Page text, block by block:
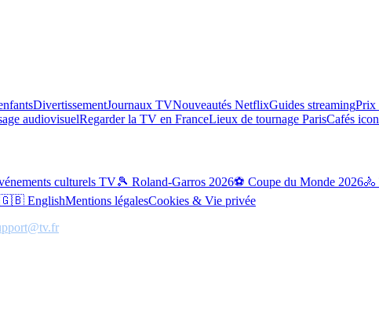
DivertissementJournaux TVNouveautés NetflixGuides streamingPrix
audiovisuelRegarder la TV en FranceLieux de tournage ParisCafés
culturels TV🎾 Roland-Garros 2026⚽ Coupe du Monde 2026🚴
🇬🇧 EnglishMentions légalesCookies & Vie privée